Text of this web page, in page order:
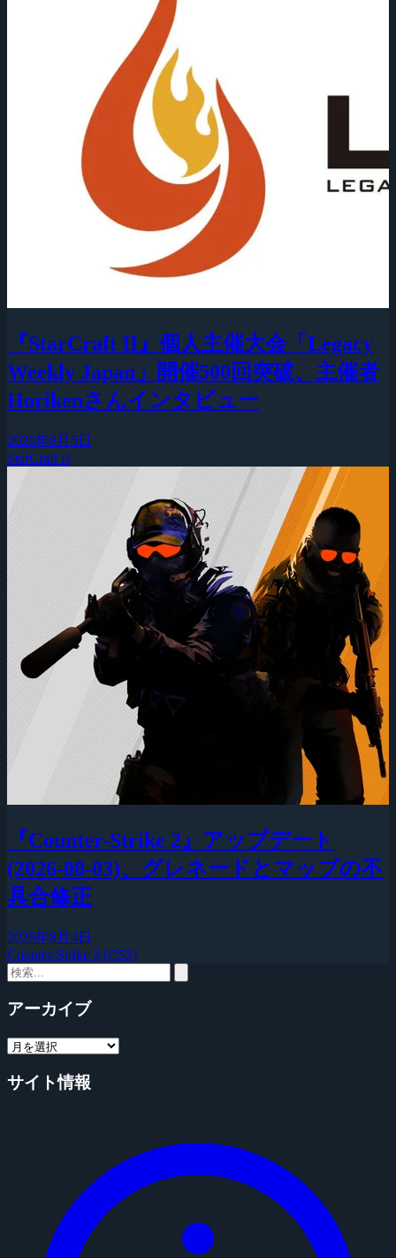
『StarCraft II』個人主催大会「Legacy
Weekly Japan」開催500回突破、主催者
Horikenさんインタビュー
2026年8月5日
StarCraft II
『Counter-Strike 2』アップデート
(2026-08-03)、グレネードとマップの不
具合修正
2026年8月4日
Counter-Strike 2 (CS2)
アーカイブ
サイト情報